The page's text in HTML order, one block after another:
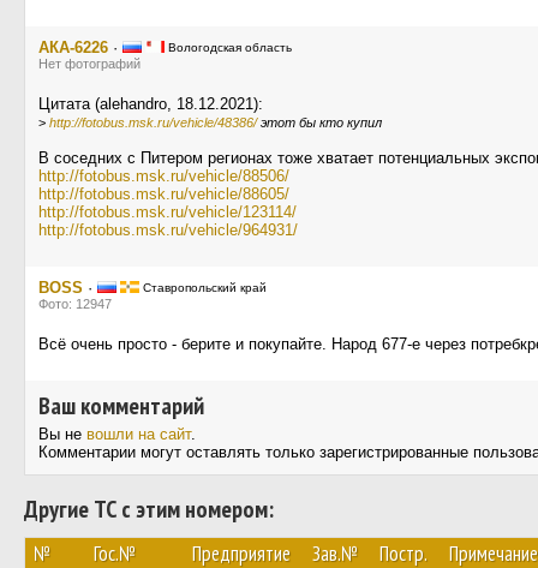
АКА-6226 · Вологодская область
Нет фотографий
Цитата (alehandro, 18.12.2021):
> http://fotobus.msk.ru/vehicle/48386/этот бы кто купил
В соседних с Питером регионах тоже хватает потенциальных
http://fotobus.msk.ru/vehicle/88506/
http://fotobus.msk.ru/vehicle/88605/
http://fotobus.msk.ru/vehicle/123114/
http://fotobus.msk.ru/vehicle/964931/
BOSS · Ставропольский край
Фото: 12947
Всё очень просто - берите и покупайте. Народ 677-е через
Ваш комментарий
Вы не вошли на сайт.
Комментарии могут оставлять только зарегистрированные
Другие ТС с этим номером:
№ Гос.№ Предприятие Зав.№ Постр. Примечание